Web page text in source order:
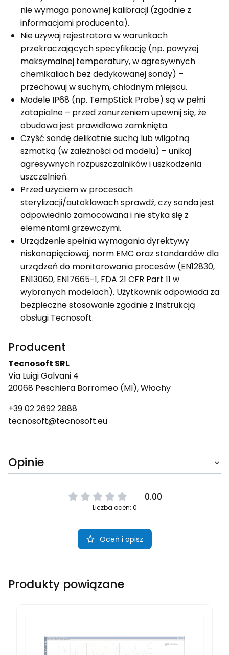
nie wymaga ponownej kalibracji (zgodnie z
informacjami producenta).
Nie używaj rejestratora w warunkach
przekraczających specyfikację (np. powyżej
maksymalnej temperatury, w agresywnych
chemikaliach bez dedykowanej sondy) –
przechowuj w suchym, chłodnym miejscu.
Modele IP68 (np. TempStick Probe) są w pełni
zatapialne – przed zanurzeniem upewnij się, że
obudowa jest prawidłowo zamknięta.
Czyść sondę delikatnie suchą lub wilgotną
szmatką (w zależności od modelu) – unikaj
agresywnych rozpuszczalników i uszkodzenia
uszczelnień.
Przed użyciem w procesach
sterylizacji/autoklawach sprawdź, czy sonda jest
odpowiednio zamocowana i nie styka się z
elementami grzewczymi.
Urządzenie spełnia wymagania dyrektywy
niskonapięciowej, norm EMC oraz standardów dla
urządzeń do monitorowania procesów (EN12830,
EN13060, EN17665-1, FDA 21 CFR Part 11 w
wybranych modelach). Użytkownik odpowiada za
bezpieczne stosowanie zgodnie z instrukcją
obsługi Tecnosoft.
Producent
Tecnosoft SRL
Via Luigi Galvani 4
20068 Peschiera Borromeo (MI), Włochy
+39 02 2692 2888
tecnosoft@tecnosoft.eu
Opinie
0.00
Liczba ocen: 0
Oceń i opisz
Produkty powiązane